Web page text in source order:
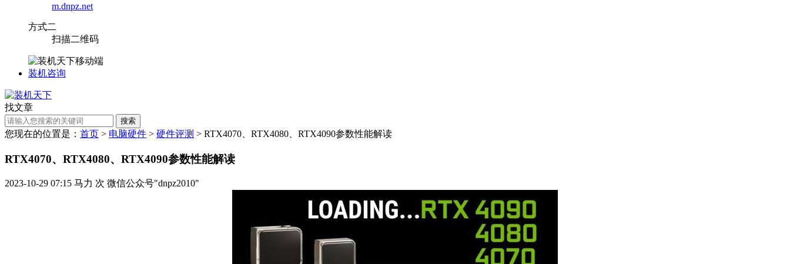
m.dnpz.net
方式二
扫描二维码
装机咨询
找文章
搜索
您现在的位置是： 首页 > 电脑硬件 > 硬件评测 > RTX4070、RTX4080、RTX4090参数性能解读
RTX4070、RTX4080、RTX4090参数性能解读
2023-10-29 07:15 马力 次 微信公众号"dnpz2010"